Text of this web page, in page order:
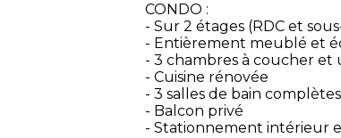
CONDO :
- Sur 2 étages (RDC et
- Entièrement meublé et
- 3 chambres à coucher et
- Cuisine rénovée
- 3 salles de bain complètes
- Balcon privé
- Stationnement intérieur